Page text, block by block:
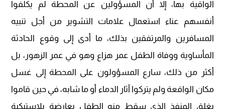
الواقية بها، إلا أن المسؤولين عن المحطة لم يكلفوا
أنفسهم عناء استعمال علامات التشوير من أجل تنبيه
المسافرين والمرتفقين بذلك، ما أدى إلى وقوع الحادثة
المأساوية ووفاة الطفل عمر هزاع وهو في عمر الزهور، بل
أكثر من ذلك، سارع المسؤولون على المحطة إلى غسل
مكان الواقعة ولم يتركوا آثار الدماء أو ما شابه، في حين قاموا
بغلق المنفذ الذي سقط منه الطفل بعارضة بلاستيكية